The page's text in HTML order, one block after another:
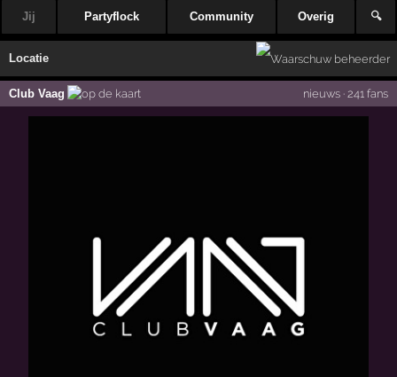
Jij Partyflock Community Overig 🔍
Locatie
Club Vaag nieuws· 241 fans